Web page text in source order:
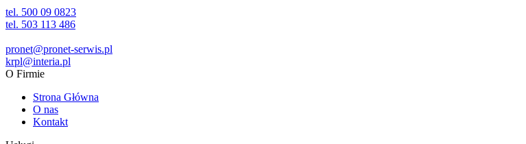
tel. 500 09 0823
tel. 503 113 486
pronet@pronet-serwis.pl
krpl@interia.pl
O Firmie
Strona Główna
O nas
Kontakt